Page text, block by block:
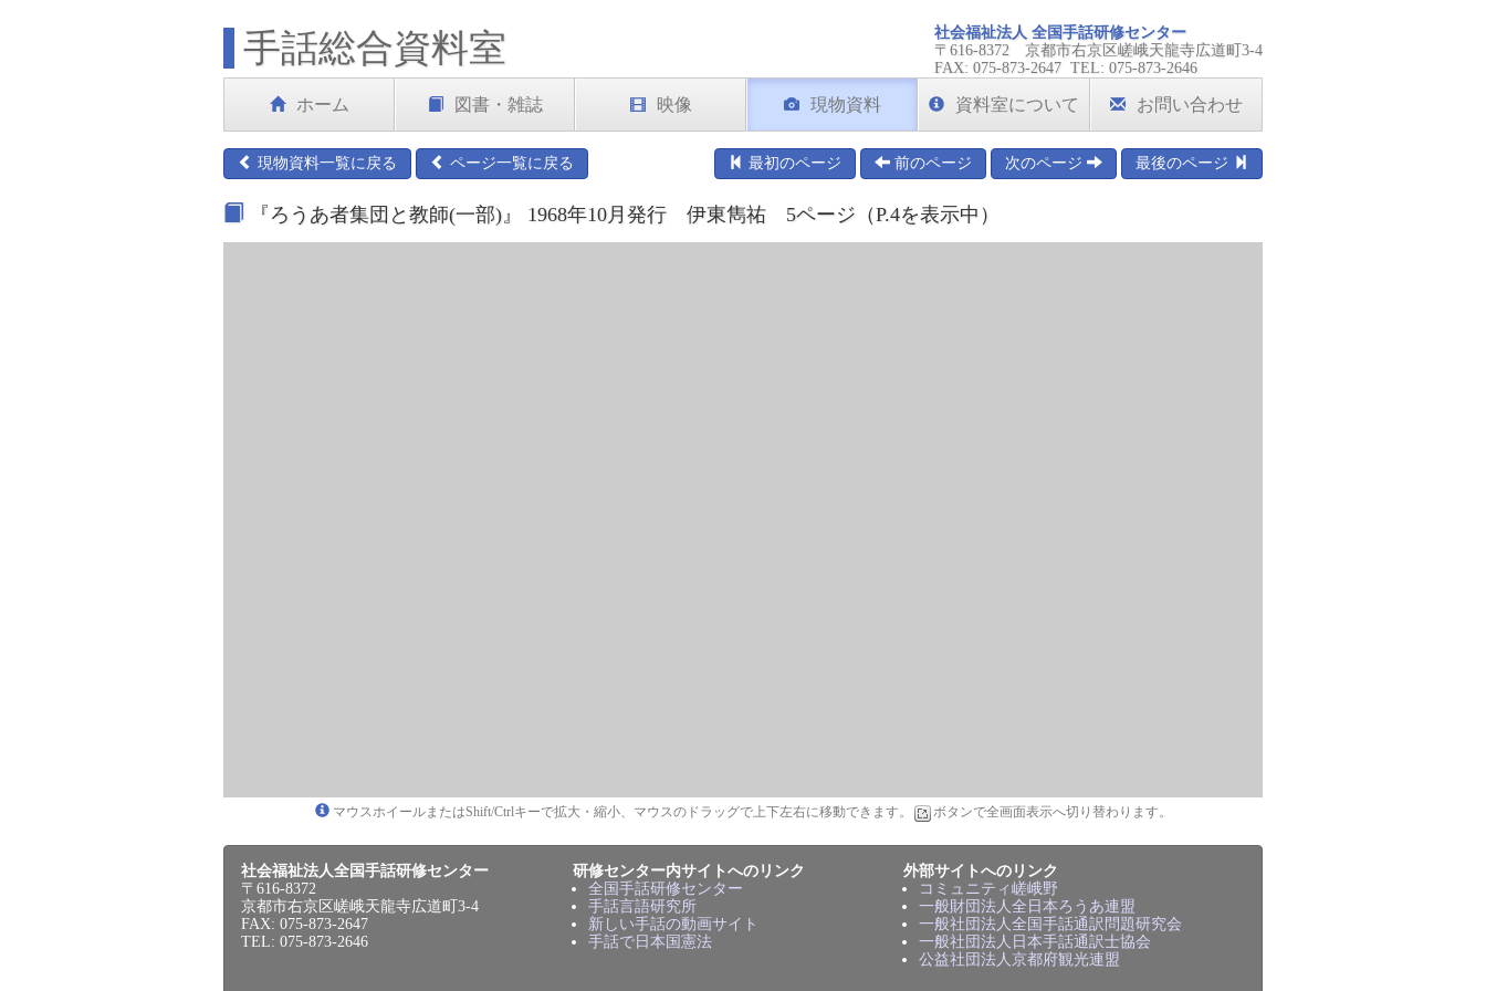
社会福祉法人 全国手話研修センター
〒616-8372 京都市右京区嵯峨天龍寺広道町3-4
FAX: 075-873-2647 TEL: 075-873-2646
手話総合資料室
ホーム 図書・雑誌 映像 現物資料 資料室について お問い合わせ
現物資料一覧に戻る ページ一覧に戻る 最初のページ 前のページ 次のページ 最後のページ
『ろうあ者集団と教師(一部)』 1968年10月発行 伊東雋祐 5ページ（P.4を表示中）
マウスホイールまたはShift/Ctrlキーで拡大・縮小、マウスのドラッグで上下左右に移動できます。 ボタンで全画面表示へ切り替わります。
社会福祉法人全国手話研修センター
〒616-8372
京都市右京区嵯峨天龍寺広道町3-4
FAX: 075-873-2647
TEL: 075-873-2646
研修センター内サイトへのリンク
全国手話研修センター
手話言語研究所
新しい手話の動画サイト
手話で日本国憲法
外部サイトへのリンク
コミュニティ嵯峨野
一般財団法人全日本ろうあ連盟
一般社団法人全国手話通訳問題研究会
一般社団法人日本手話通訳士協会
公益社団法人京都府観光連盟